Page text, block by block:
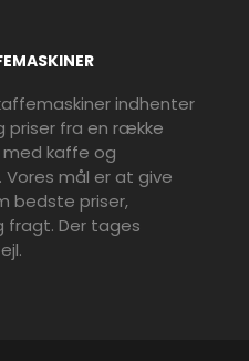
indhenter
priser fra en række
med kaffe og
Vores mål er at give
bedste priser,
fragt. Der tages